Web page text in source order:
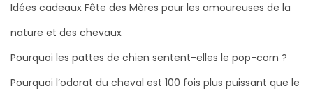
Idées cadeaux Fête des Mères pour les amoureuses de la
nature et des chevaux
Pourquoi les pattes de chien sentent-elles le pop-corn ?
Pourquoi l’odorat du cheval est 100 fois plus puissant que le